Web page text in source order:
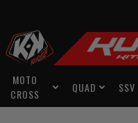
MOTO
CROSS
 QUAD  SSV